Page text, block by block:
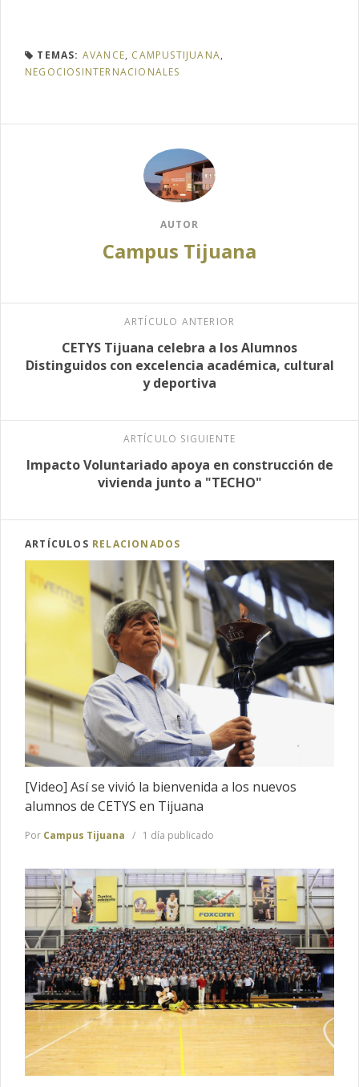
TEMAS: AVANCE, CAMPUSTIJUANA,
NEGOCIOSINTERNACIONALES
AUTOR
Campus Tijuana
ARTÍCULO ANTERIOR
CETYS Tijuana celebra a los Alumnos
Distinguidos con excelencia académica, cultural
y deportiva
ARTÍCULO SIGUIENTE
Impacto Voluntariado apoya en construcción de
vivienda junto a "TECHO"
ARTÍCULOS RELACIONADOS
[Video] Así se vivió la bienvenida a los nuevos
alumnos de CETYS en Tijuana
Por Campus Tijuana 1 día publicado